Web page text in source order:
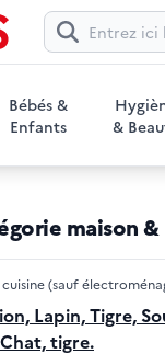
Icône de
Bébés &
Enfants
&
maison
(sauf
Lapin,
tigre.